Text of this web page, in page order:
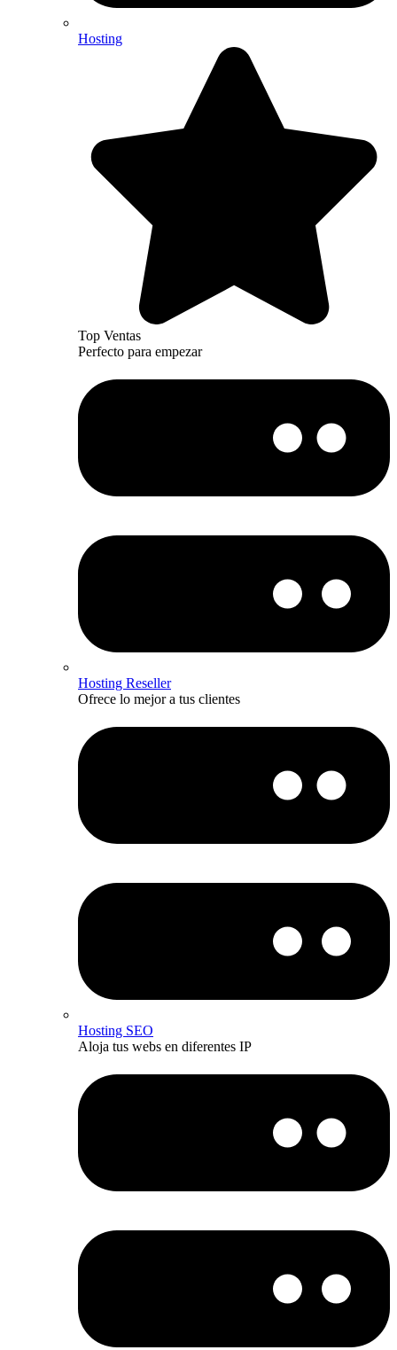
Hosting
Top Ventas
Perfecto para empezar
Hosting Reseller
Ofrece lo mejor a tus clientes
Hosting SEO
Aloja tus webs en diferentes IP